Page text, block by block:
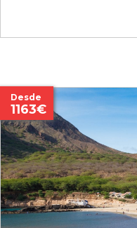
Desde
1163€